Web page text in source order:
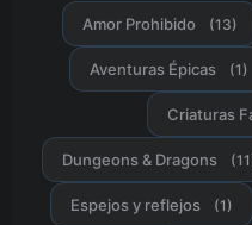
Amor Prohibido (13)
Aventuras Épicas (1)
Criaturas
Dungeons & Dragons
Espejos y reflejos (1)